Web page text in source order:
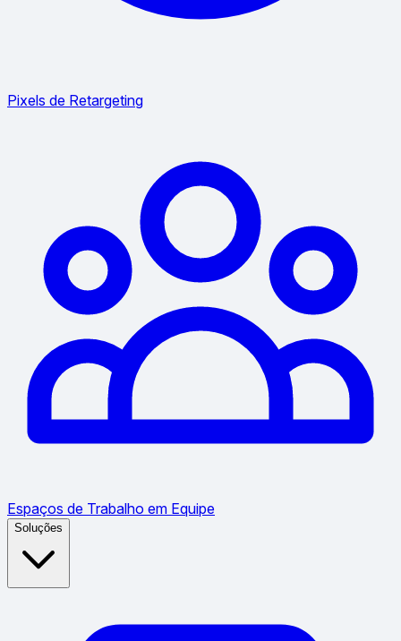
Pixels de Retargeting
Espaços de Trabalho em Equipe
Soluções